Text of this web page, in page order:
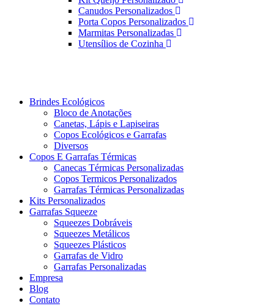
Canudos Personalizados
Porta Copos Personalizados
Marmitas Personalizadas
Utensílios de Cozinha
Brindes Ecológicos
Bloco de Anotações
Canetas, Lápis e Lapiseiras
Copos Ecológicos e Garrafas
Diversos
Copos E Garrafas Térmicas
Canecas Térmicas Personalizadas
Copos Termicos Personalizados
Garrafas Térmicas Personalizadas
Kits Personalizados
Garrafas Squeeze
Squeezes Dobráveis
Squeezes Metálicos
Squeezes Plásticos
Garrafas de Vidro
Garrafas Personalizadas
Empresa
Blog
Contato